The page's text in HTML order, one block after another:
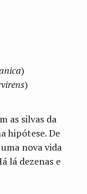
)
)
as silvas da
hipótese. De
nova vida
lá dezenas e